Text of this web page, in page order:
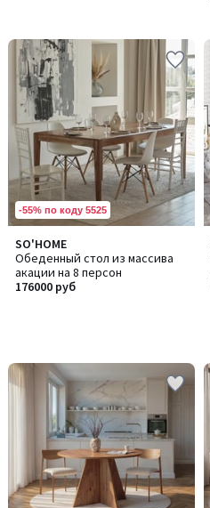
-55% по коду 5525
SO'HOME
Обеденный стол из массива
акации на 8 персон
176000 руб